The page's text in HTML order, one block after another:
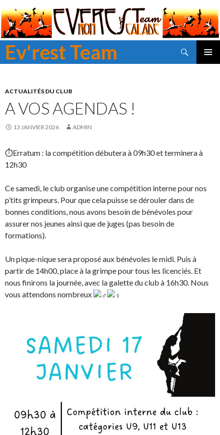
Ev'rest Team
Recherche
ALLER
PRINCIPAL
ACTUALITÉS DU CLUB
A VOS AGENDAS !
13 JANVIER 2026 ADMIN
⏱️Erratum : la compétition débutera à 09h30 et terminera à
12h30
Ce samedi, le club organise une compétition interne pour nos
p’tits grimpeurs. Pour que cela puisse se dérouler dans de
bonnes conditions, nous avons besoin de bénévoles pour
assurer nos jeunes ainsi que de juges (pas besoin de
formations).
Un pique-nique sera proposé aux bénévoles le midi. Puis à
partir de 14h00, place à la grimpe pour tous les licenciés. Et
nous finirons la journée, avec la galette du club à 16h30. Nous
vous attendons nombreux